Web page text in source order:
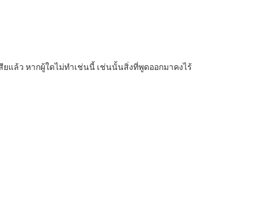
แล้ว หากผู้ใดไม่ทำเช่นนี้ เช่นนั้นสิ่งที่พูดออกมาคงไร้